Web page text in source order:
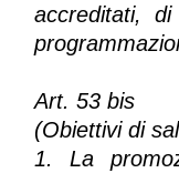
accreditati,
Art. 53 bis
(Obiettivi di
1. La